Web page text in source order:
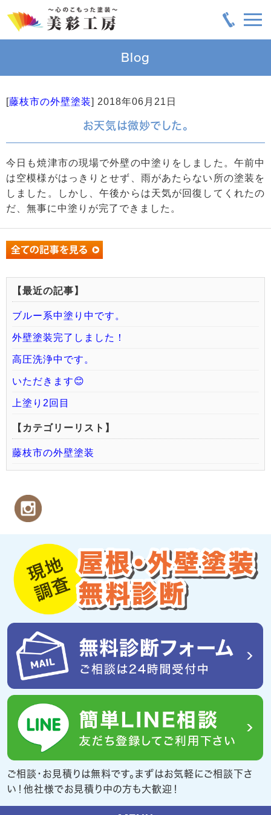
Blog
[藤枝市の外壁塗装] 2018年06月21日
お天気は微妙でした。
今日も焼津市の現場で外壁の中塗りをしました。午前中
は空模様がはっきりとせず、雨があたらない所の塗装を
しました。しかし、午後からは天気が回復してくれたの
だ、無事に中塗りが完了できました。
【最近の記事】
ブルー系中塗り中です。
外壁塗装完了しました！
高圧洗浄中です。
いただきます😊
上塗り2回目
【カテゴリーリスト】
藤枝市の外壁塗装
ご相談・お見積りは無料です。まずはお気軽にご相談下さ
い！他社様でお見積り中の方も大歓迎！